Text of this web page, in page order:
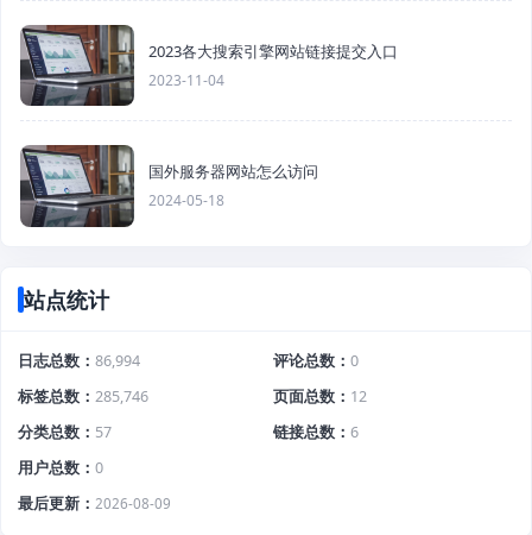
2023各大搜索引擎网站链接提交入口
2023-11-04
国外服务器网站怎么访问
2024-05-18
站点统计
日志总数 86,994 评论总数
0
标签总数
285,746 页面总数
12
分类总数
57 链接总数
6
用户总数
0
最后更新
2026-08-09